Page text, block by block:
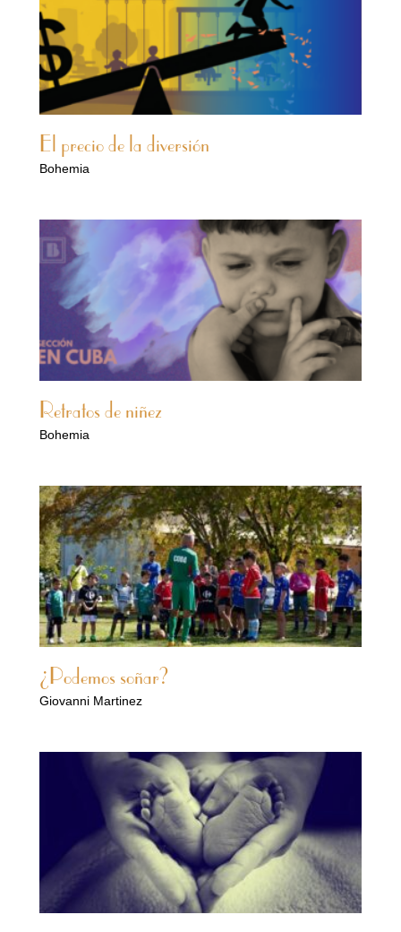
El precio de la diversión
Bohemia
Retratos de niñez
Bohemia
¿Podemos soñar?
Giovanni Martinez